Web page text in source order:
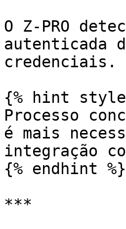
O Z-PRO
autenticada
credenciais.
{% hint
Processo
é mais
integração
{% endhint %}
***